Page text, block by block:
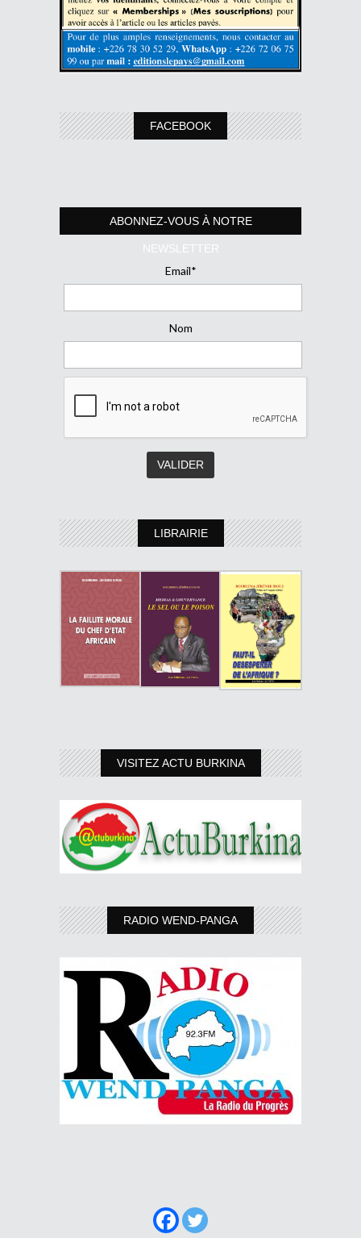
FACEBOOK
ABONNEZ-VOUS À NOTRE
NEWSLETTER
Email*
Nom
LIBRAIRIE
VISITEZ ACTU BURKINA
RADIO WEND-PANGA